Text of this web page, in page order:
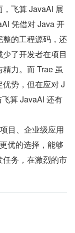
飞算 JavaAI 展
凭借对 Java 开
的工程源码，还
了开发者在项目
力。而 Trae 虽
势，但在应对 J
算 JavaAI 还有
目、企业级应用
优的选择，能够
务，在激烈的市